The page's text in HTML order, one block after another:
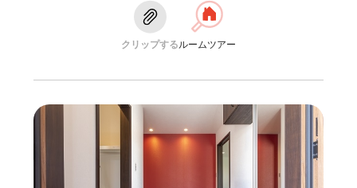
クリップする ルームツアー